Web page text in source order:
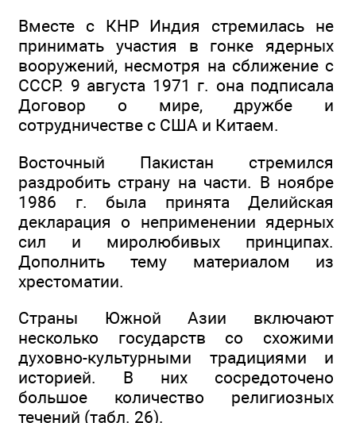
Вместе с КНР Индия стремилась не
принимать участия в гонке ядерных
вооружений, несмотря на сближение с
СССР. 9 августа 1971 г. она подписала
Договор о мире, дружбе и
сотрудничестве с США и Китаем.
Восточный Пакистан стремился
раздробить страну на части. В ноябре
1986 г. была принята Делийская
декларация о неприменении ядерных
сил и миролюбивых принципах.
Дополнить тему материалом из
хрестоматии.
Страны Южной Азии включают
несколько государств со схожими
духовно-культурными традициями и
историей. В них сосредоточено
большое количество религиозных
течений (табл. 26).